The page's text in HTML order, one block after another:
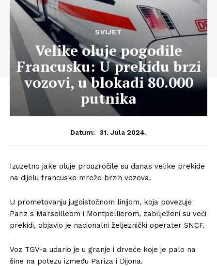
SVIJET
Velike oluje pogodile
Francusku: U prekidu brzi
vozovi, u blokadi 80.000
putnika
Datum: 31. Jula 2024.
Izuzetno jake oluje prouzročile su danas velike prekide
na dijelu francuske mreže brzih vozova.
U prometovanju jugoistočnom linijom, koja povezuje
Pariz s Marseilleom i Montpellierom, zabilježeni su veći
prekidi, objavio je nacionalni željeznički operater SNCF.
Voz TGV-a udario je u granje i drveće koje je palo na
šine na potezu između Pariza i Dijona.